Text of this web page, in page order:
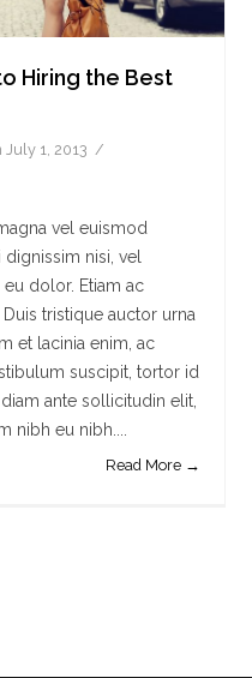
Hiring the Best
July 1, 2013
vel euismod
nisi, vel
dolor. Etiam ac
tristique auctor urna
et lacinia enim, ac
suscipit, tortor id
ante sollicitudin elit,
nibh eu nibh....
Read More →